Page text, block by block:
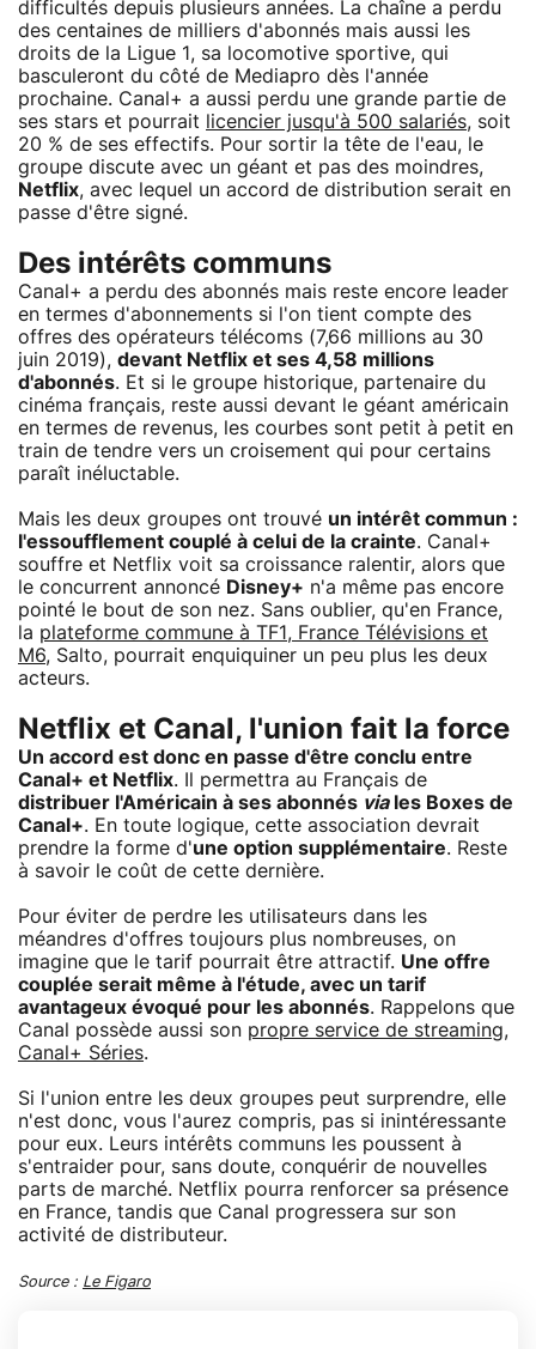
difficultés depuis plusieurs années. La chaîne a perdu
des centaines de milliers d'abonnés mais aussi les
droits de la Ligue 1, sa locomotive sportive, qui
basculeront du côté de Mediapro dès l'année
prochaine. Canal+ a aussi perdu une grande partie de
ses stars et pourrait
licencier jusqu'à 500 salariés, soit
20 % de ses effectifs. Pour sortir la tête de l'eau, le
groupe discute avec un géant et pas des moindres,
Netflix, avec lequel un accord de distribution serait en
passe d'être signé.
Des intérêts communs
Canal+ a perdu des abonnés mais reste encore leader
en termes d'abonnements si l'on tient compte des
offres des opérateurs télécoms (7,66 millions au 30
juin 2019), devant Netflix et ses 4,58 millions
d'abonnés. Et si le groupe historique, partenaire du
cinéma français, reste aussi devant le géant américain
en termes de revenus, les courbes sont petit à petit en
train de tendre vers un croisement qui pour certains
paraît inéluctable.
Mais les deux groupes ont trouvé un intérêt commun :
l'essoufflement couplé à celui de la crainte. Canal+
souffre et Netflix voit sa croissance ralentir, alors que
le concurrent annoncé Disney+ n'a même pas encore
pointé le bout de son nez. Sans oublier, qu'en France,
la plateforme commune à TF1, France Télévisions et
M6, Salto, pourrait enquiquiner un peu plus les deux
acteurs.
Netflix et Canal, l'union fait la force
Un accord est donc en passe d'être conclu entre
Canal+ et Netflix. Il permettra au Français de
distribuer l'Américain à ses abonnés viales Boxes de
Canal+. En toute logique, cette association devrait
prendre la forme d'une option supplémentaire. Reste
à savoir le coût de cette dernière.
Pour éviter de perdre les utilisateurs dans les
méandres d'offres toujours plus nombreuses, on
imagine que le tarif pourrait être attractif. Une offre
couplée serait même à l'étude, avec un tarif
avantageux évoqué pour les abonnés. Rappelons que
Canal possède aussi son propre service de streaming,
Canal+ Séries.
Si l'union entre les deux groupes peut surprendre, elle
n'est donc, vous l'aurez compris, pas si inintéressante
pour eux. Leurs intérêts communs les poussent à
s'entraider pour, sans doute, conquérir de nouvelles
parts de marché. Netflix pourra renforcer sa présence
en France, tandis que Canal progressera sur son
activité de distributeur.
Source : Le Figaro